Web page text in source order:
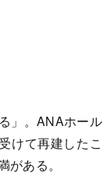
」。ANAホール
けて再建したこ
ある。